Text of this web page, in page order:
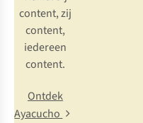
content, zij
content,
iedereen
content.
Ontdek
Ayacucho